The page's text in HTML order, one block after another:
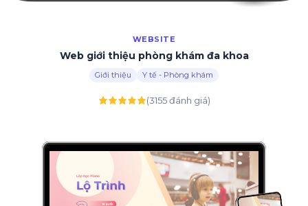
WEBSITE
Web giới thiệu phòng khám đa khoa
Giới thiệu Y tế - Phòng khám
(3155 đánh giá)